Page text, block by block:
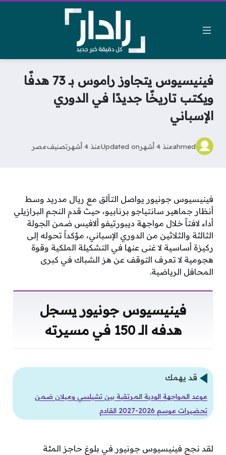
فينيسيوس يتجاوز راموس بـ 73 هدفًا
ويكتب تاريخًا جديدًا في الدوري
الإسباني
ahmedمنذ 4 أشهر Updated onمنذ 4 أشهر تصنيفمصر
فينيسيوس جونيور يواصل التألق مع ريال مدريد وسط
أنظار جماهير سانتياجو برنابيو، حيث قدم النجم البرازيلي
أداء لافتاً خلال مواجهة ديبورتيفو ألافيس ضمن الجولة
الثالثة والثلاثين من الدوري الإسباني، مؤكداً تحوله إلى
ركيزة أساسية لا غنى عنها في التشكيلة الملكية وقوة
هجومية لا تعرف التوقف عن هز الشباك في كبرى
المحافل الرياضية.
فينيسيوس جونيور يسجل
هدفه الـ 150 في مسيرته
قد يهمك
موعد المواجهة الودية المرتقبة بين تشيلسي وميلان ضمن
تحضيرات موسم 2026-2027 القادم
لقد نجح فينيسيوس جونيور في بلوغ حاجز المئة